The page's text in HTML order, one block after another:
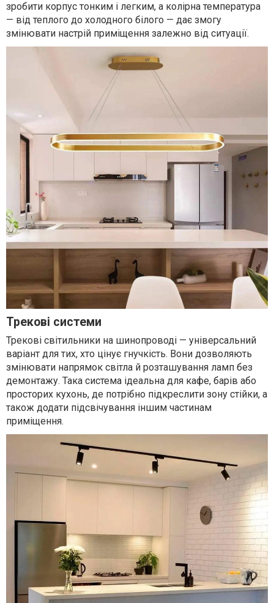
зробити корпус тонким і легким, а колірна температура
— від теплого до холодного білого — дає змогу
змінювати настрій приміщення залежно від ситуації.
Трекові системи
Трекові світильники на шинопроводі — універсальний
варіант для тих, хто цінує гнучкість. Вони дозволяють
змінювати напрямок світла й розташування ламп без
демонтажу. Така система ідеальна для кафе, барів або
просторих кухонь, де потрібно підкреслити зону стійки, а
також додати підсвічування іншим частинам
приміщення.